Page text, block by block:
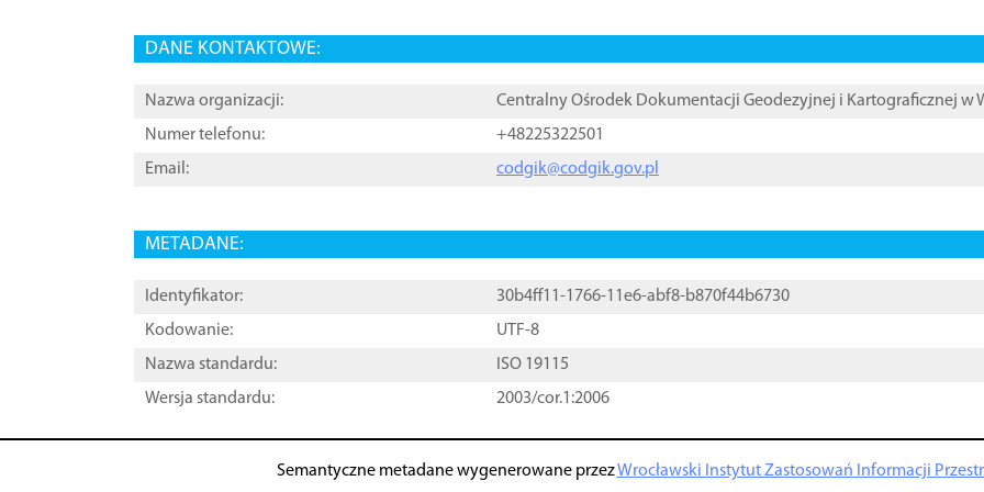
DANE KONTAKTOWE:
Nazwa organizacji:
Centralny Ośrodek Dokumentacji Geodezyjnej i Kartograficznej w
Numer telefonu:
+48225322501
Email:
codgik@codgik.gov.pl
METADANE:
Identyfikator:
30b4ff11-1766-11e6-abf8-b870f44b6730
Kodowanie:
UTF-8
Nazwa standardu:
ISO 19115
Wersja standardu:
2003/cor.1:2006
Semantyczne metadane wygenerowane przezWrocławski Instytut Zastosowań Informacji